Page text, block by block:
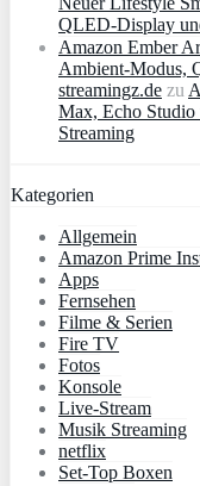
QLED‑Display
Amazon Ember
Ambient‑Modus,
streamingz.de zu
Max, Echo
Streaming
Kategorien
Allgemein
Amazon Prime
Apps
Fernsehen
Filme & Serien
Fire TV
Fotos
Konsole
Live-Stream
Musik Streaming
netflix
Set-Top Boxen